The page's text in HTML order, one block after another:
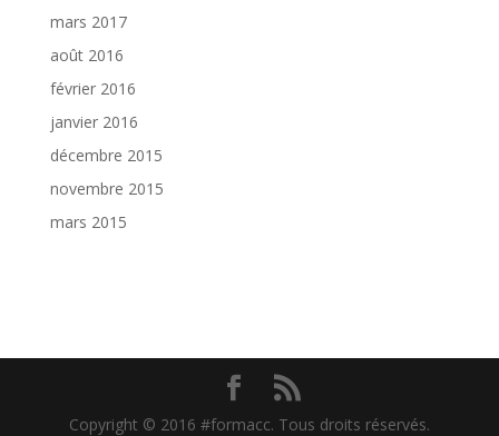
mars 2017
août 2016
février 2016
janvier 2016
décembre 2015
novembre 2015
mars 2015
Copyright © 2016 #formacc. Tous droits réservés.